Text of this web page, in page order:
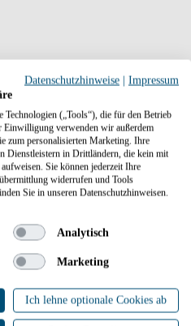
an Messeinrichtungen
Datenschutzhinweise | Impressum
(„Tools“), die für den Betrieb
verwenden wir außerdem
zum personalisierten Marketing. Ihre
Dienstleistern in Drittländern, die kein mit
Sie können jederzeit Ihre
widerrufen und Tools
Sie in unseren Datenschutzhinweisen.
Analytisch
Marketing
Ich lehne optionale Cookies ab